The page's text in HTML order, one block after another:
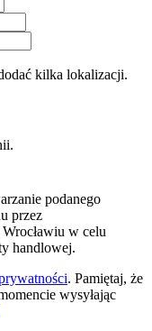
kilka lokalizacji.
podanego
przez
w celu
handlowej.
. Pamiętaj, że
wysyłając